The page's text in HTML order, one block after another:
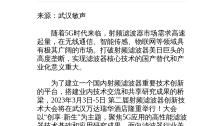
来源：武汉敏声
随着5G时代来临，射频滤波器市场需求高速
起量，在无线通信、智能传感、物联网等领域具
有极其广阔的市场。打破射频滤波器美日巨头的
高度垄断，实现滤波器核心技术的国产替代和产
业化意义重大。
为了建立一个国内射频滤波器重要技术创新
的平台，搭建业内技术交流和共享研究成果的桥
梁，2023年3月3日-5日 第二届射频滤波器创新技
术大会将在武汉万达瑞华酒店隆重举行！大会
以“创享·新生”为主题，聚焦5G应用的高性能滤波